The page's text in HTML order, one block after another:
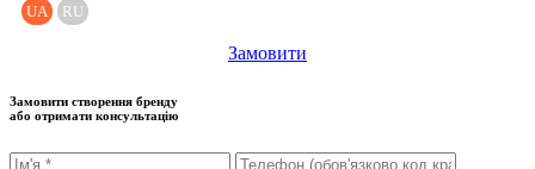
UA RU
Замовити
Замовити створення бренду
або отримати консультацію